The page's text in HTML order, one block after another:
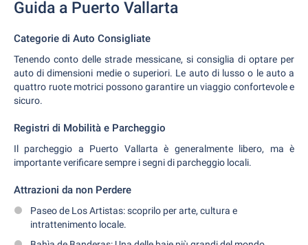
Guida a Puerto Vallarta
Categorie di Auto Consigliate
Tenendo conto delle strade messicane, si consiglia di optare per
auto di dimensioni medie o superiori. Le auto di lusso o le auto a
quattro ruote motrici possono garantire un viaggio confortevole e
sicuro.
Registri di Mobilità e Parcheggio
Il parcheggio a Puerto Vallarta è generalmente libero, ma è
importante verificare sempre i segni di parcheggio locali.
Attrazioni da non Perdere
Paseo de Los Artistas: scoprilo per arte, cultura e
intrattenimento locale.